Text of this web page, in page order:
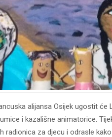
alijansa Osijek ugostit
i kazališne animatorice.
radionica za djecu i odrasle